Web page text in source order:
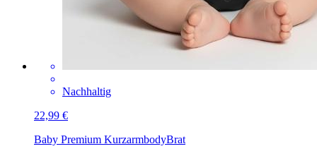
Nachhaltig
22,99 €
Baby Premium KurzarmbodyBrat